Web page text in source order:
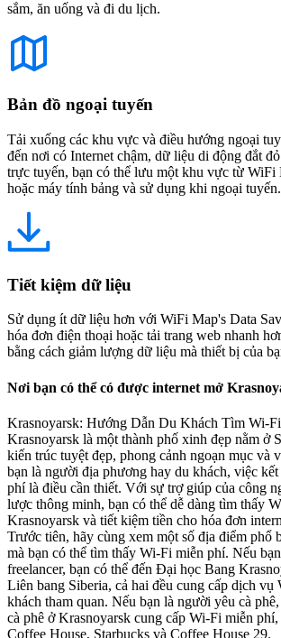
sắm, ăn uống và đi du lịch.
Bản đồ ngoại tuyến
Tải xuống các khu vực và điều hướng ngoại
đến nơi có Internet chậm, dữ liệu di động đắt
trực tuyến, bạn có thể lưu một khu vực từ WiFi
hoặc máy tính bảng và sử dụng khi ngoại tuyến.
Tiết kiệm dữ liệu
Sử dụng ít dữ liệu hơn với WiFi Map's Data
hóa đơn điện thoại hoặc tải trang web nhanh
bằng cách giảm lượng dữ liệu mà thiết bị của
Nơi bạn có thể có được internet mở
Krasnoyarsk: Hướng Dẫn Du Khách Tìm Wi-
Krasnoyarsk là một thành phố xinh đẹp nằm ở
kiến trúc tuyệt đẹp, phong cảnh ngoạn mục và
bạn là người địa phương hay du khách, việc
phí là điều cần thiết. Với sự trợ giúp của công
lược thông minh, bạn có thể dễ dàng tìm thấy
Krasnoyarsk và tiết kiệm tiền cho hóa đơn
Trước tiên, hãy cùng xem một số địa điểm phổ
mà bạn có thể tìm thấy Wi-Fi miễn phí. Nếu
freelancer, bạn có thể đến Đại học Bang
Liên bang Siberia, cả hai đều cung cấp dịch
khách tham quan. Nếu bạn là người yêu cà
cà phê ở Krasnoyarsk cung cấp Wi-Fi miễn
Coffee House, Starbucks và Coffee House